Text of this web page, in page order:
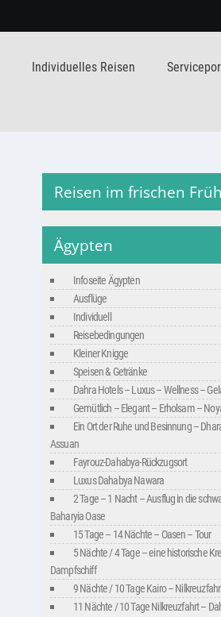
Individuelles Reisen
Reisen im frischen
Ägypten
Infoseite Ägypten
Ausflüge
Individuell
Reisebedingungen
Kleiner Knigge
Speisen & Getränke
Dahra Hotels – Luxus – Wellness –
Gemütlich – Elegant – Erholsam –
Ein Ort der Ruhe und Besinnung –
Assuan
Fayrouz-Dahabya-Rückzugsort
Luxus Dahabya Nawara
2 Tage – 1 Nacht – Ausflug in die
Baharyia Oase
15 Tage – 14 Nächte – Oasen – Tour
5 Nächte / 4 Tage – eine historische
Dampfschiff
9 Nächte / 10 Tage Kairo –
11 Nächte / 10 Tage Nilkreuzfahrt –